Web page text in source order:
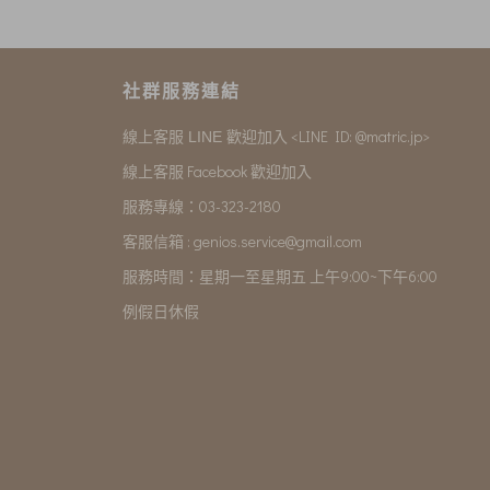
社群服務連結
線上客服 LINE 歡迎加入 <LINE ID: @matric.jp>
線上客服 Facebook 歡迎加入
服務專線：03-323-2180
客服信箱 : genios.service@gmail.com
服務時間：星期一至星期五 上午9:00~下午6:00
例假日休假